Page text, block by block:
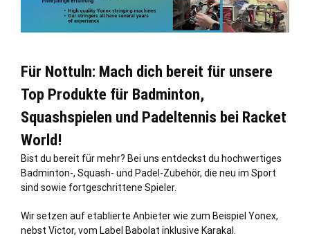
Für Nottuln: Mach dich bereit für unsere
Top Produkte für Badminton,
Squashspielen und Padeltennis bei Racket
World!
Bist du bereit für mehr? Bei uns entdeckst du hochwertiges
Badminton-, Squash- und Padel-Zubehör, die neu im Sport
sind sowie fortgeschrittene Spieler.
Wir setzen auf etablierte Anbieter wie zum Beispiel Yonex,
nebst Victor, vom Label Babolat inklusive Karakal.